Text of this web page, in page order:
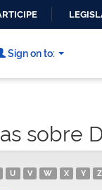
Sign on to:
sobre
U V W X Y Z